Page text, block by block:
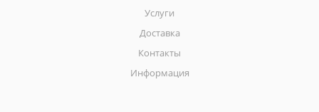
Услуги
Доставка
Контакты
Информация